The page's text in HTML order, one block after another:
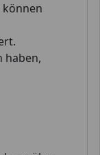
haben,